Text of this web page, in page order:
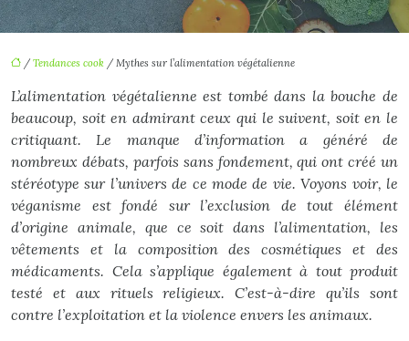
/ Tendances cook / Mythes sur l’alimentation végétalienne
L’alimentation végétalienne est tombé dans la bouche de
beaucoup, soit en admirant ceux qui le suivent, soit en le
critiquant. Le manque d’information a généré de
nombreux débats, parfois sans fondement, qui ont créé un
stéréotype sur l’univers de ce mode de vie. Voyons voir, le
véganisme est fondé sur l’exclusion de tout élément
d’origine animale, que ce soit dans l’alimentation, les
vêtements et la composition des cosmétiques et des
médicaments. Cela s’applique également à tout produit
testé et aux rituels religieux. C’est-à-dire qu’ils sont
contre l’exploitation et la violence envers les animaux.